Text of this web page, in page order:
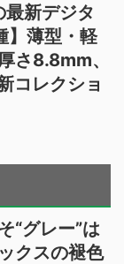
最新デジタ
】薄型・軽
さ8.8mm、
コレクショ
“グレー”は
クスの褪色